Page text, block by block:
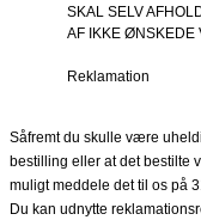
SKAL SELV
AF IKKE ØNSKEDE
Reklamation
Såfremt du skulle være
bestilling eller at det bestilte
muligt meddele det til os på
Du kan udnytte